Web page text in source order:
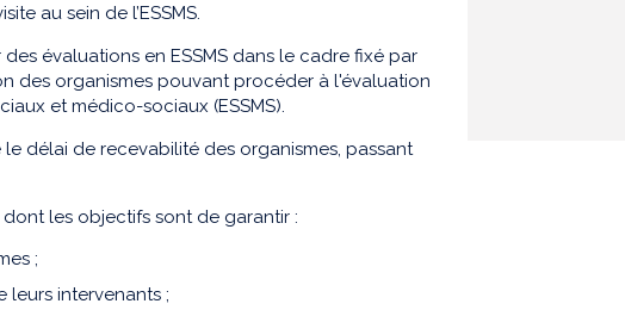
au sein de l’ESSMS.
évaluations en ESSMS dans le cadre fixé par
des organismes pouvant procéder à l'évaluation
et médico-sociaux (ESSMS).
délai de recevabilité des organismes, passant
les objectifs sont de garantir :
;
leurs intervenants ;